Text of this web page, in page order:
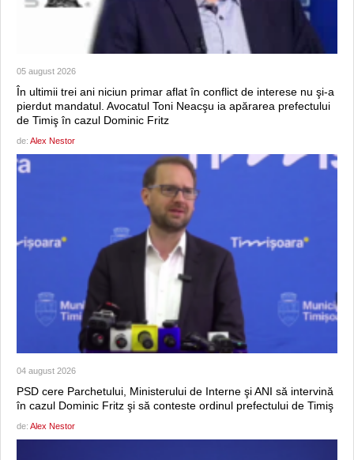
05 august 2026
În ultimii trei ani niciun primar aflat în conflict de interese nu şi-a
pierdut mandatul. Avocatul Toni Neacşu ia apărarea prefectului
de Timiş în cazul Dominic Fritz
de: Alex Nestor
04 august 2026
PSD cere Parchetului, Ministerului de Interne şi ANI să intervină
în cazul Dominic Fritz şi să conteste ordinul prefectului de Timiş
de: Alex Nestor